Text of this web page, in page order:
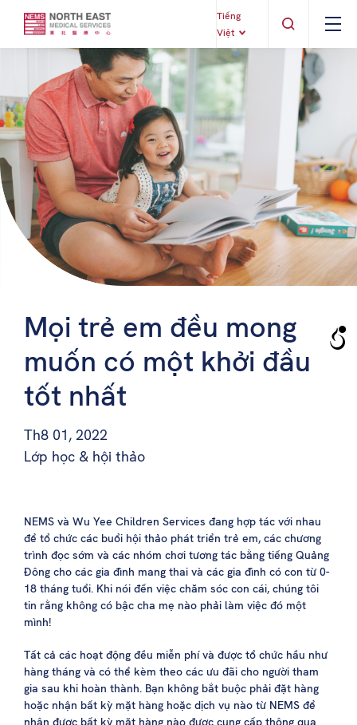
Tiếng
Việt
Mọi trẻ em đều mong
muốn có một khởi đầu
tốt nhất
Th8 01, 2022
Lớp học & hội thảo
NEMS và Wu Yee Children Services đang hợp tác với nhau
để tổ chức các buổi hội thảo phát triển trẻ em, các chương
trình đọc sớm và các nhóm chơi tương tác bằng tiếng Quảng
Đông cho các gia đình mang thai và các gia đình có con từ 0-
18 tháng tuổi. Khi nói đến việc chăm sóc con cái, chúng tôi
tin rằng không có bậc cha mẹ nào phải làm việc đó một
mình!
Tất cả các hoạt động đều miễn phí và được tổ chức hầu như
hàng tháng và có thể kèm theo các ưu đãi cho người tham
gia sau khi hoàn thành. Bạn không bắt buộc phải đặt hàng
hoặc nhận bất kỳ mặt hàng hoặc dịch vụ nào từ NEMS để